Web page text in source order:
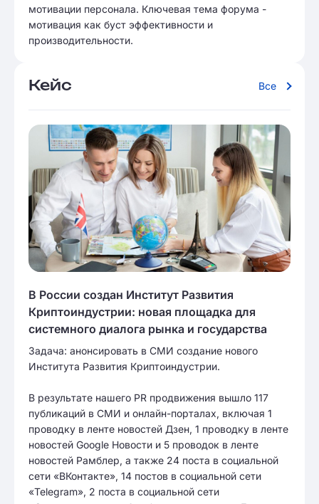
мотивации персонала. Ключевая тема форума -
мотивация как буст эффективности и
производительности.
Кейс Все
В России создан Институт Развития
Криптоиндустрии: новая площадка для
системного диалога рынка и государства
Задача: анонсировать в СМИ создание нового
Института Развития Криптоиндустрии.
В результате нашего PR продвижения вышло 117
публикаций в СМИ и онлайн-порталах, включая 1
проводку в ленте новостей Дзен, 1 проводку в ленте
новостей Google Новости и 5 проводок в ленте
новостей Рамблер, а также 24 поста в социальной
сети «ВКонтакте», 14 постов в социальной сети
«Telegram», 2 поста в социальной сети